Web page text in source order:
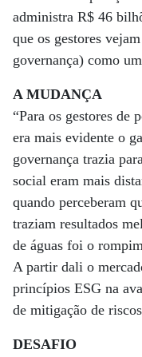
administra R$ 46
que os gestores
governança) como
A MUDANÇA
“Para os gestores de
era mais evidente o
governança trazia
social eram mais
quando perceberam
traziam resultados
de águas foi o
A partir dali o
princípios ESG na
de mitigação de
DESAFIO